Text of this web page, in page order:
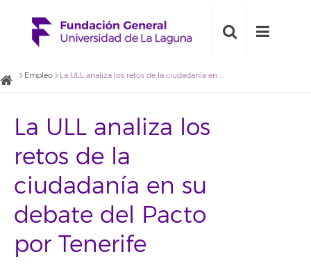
Empleo La ULL analiza los retos de la ciudadanía en su debate del Pacto por Tenerife
La ULL analiza los
retos de la
ciudadanía en su
debate del Pacto
por Tenerife